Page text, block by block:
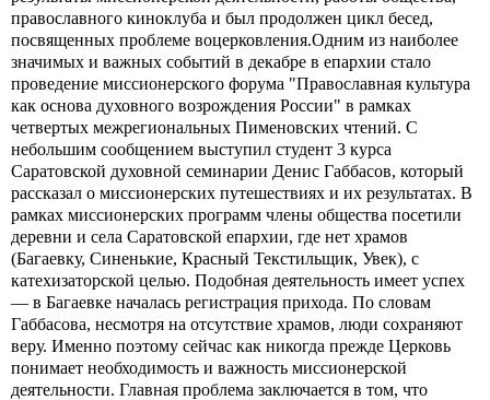
православного киноклуба и был продолжен цикл бесед,
посвященных проблеме воцерковления.Одним из наиболее
значимых и важных событий в декабре в епархии стало
проведение миссионерского форума "Православная культура
как основа духовного возрождения России" в рамках
четвертых межрегиональных Пименовских чтений. С
небольшим сообщением выступил студент 3 курса
Саратовской духовной семинарии Денис Габбасов, который
рассказал о миссионерских путешествиях и их результатах. В
рамках миссионерских программ члены общества посетили
деревни и села Саратовской епархии, где нет храмов
(Багаевку, Синенькие, Красный Текстильщик, Увек), с
катехизаторской целью. Подобная деятельность имеет успех
— в Багаевке началась регистрация прихода. По словам
Габбасова, несмотря на отсутствие храмов, люди сохраняют
веру. Именно поэтому сейчас как никогда прежде Церковь
понимает необходимость и важность миссионерской
деятельности. Главная проблема заключается в том, что